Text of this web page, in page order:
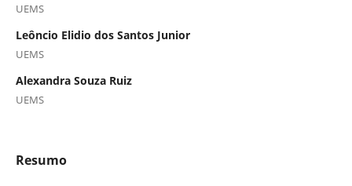
UEMS
Leôncio Elidio dos Santos Junior
UEMS
Alexandra Souza Ruiz
UEMS
Resumo